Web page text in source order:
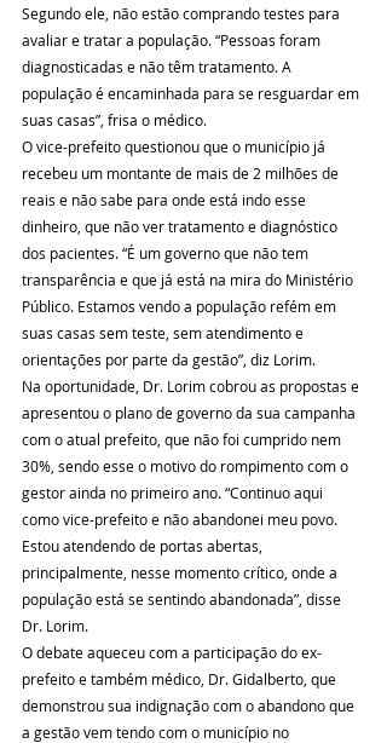
Segundo ele, não estão comprando testes para
avaliar e tratar a população. “Pessoas foram
diagnosticadas e não têm tratamento. A
população é encaminhada para se resguardar em
suas casas”, frisa o médico.
O vice-prefeito questionou que o município já
recebeu um montante de mais de 2 milhões de
reais e não sabe para onde está indo esse
dinheiro, que não ver tratamento e diagnóstico
dos pacientes. “É um governo que não tem
transparência e que já está na mira do Ministério
Público. Estamos vendo a população refém em
suas casas sem teste, sem atendimento e
orientações por parte da gestão”, diz Lorim.
Na oportunidade, Dr. Lorim cobrou as propostas e
apresentou o plano de governo da sua campanha
com o atual prefeito, que não foi cumprido nem
30%, sendo esse o motivo do rompimento com o
gestor ainda no primeiro ano. “Continuo aqui
como vice-prefeito e não abandonei meu povo.
Estou atendendo de portas abertas,
principalmente, nesse momento crítico, onde a
população está se sentindo abandonada”, disse
Dr. Lorim.
O debate aqueceu com a participação do ex-
prefeito e também médico, Dr. Gidalberto, que
demonstrou sua indignação com o abandono que
a gestão vem tendo com o município no